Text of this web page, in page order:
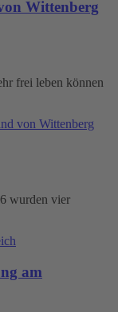
Wittenberg
frei leben können
von Wittenberg
wurden vier
am